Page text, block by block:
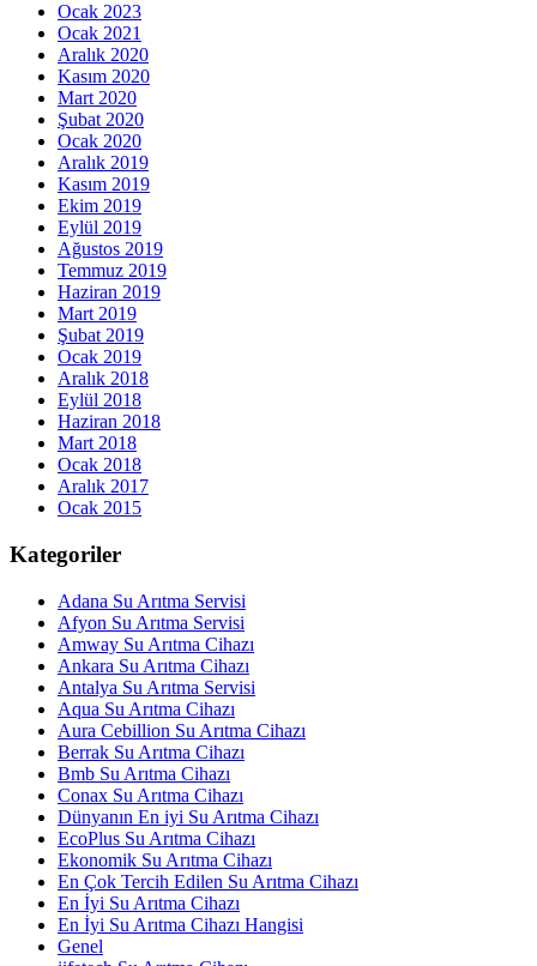
Ocak 2023
Ocak 2021
Aralık 2020
Kasım 2020
Mart 2020
Şubat 2020
Ocak 2020
Aralık 2019
Kasım 2019
Ekim 2019
Eylül 2019
Ağustos 2019
Temmuz 2019
Haziran 2019
Mart 2019
Şubat 2019
Ocak 2019
Aralık 2018
Eylül 2018
Haziran 2018
Mart 2018
Ocak 2018
Aralık 2017
Ocak 2015
Kategoriler
Adana Su Arıtma Servisi
Afyon Su Arıtma Servisi
Amway Su Arıtma Cihazı
Ankara Su Arıtma Cihazı
Antalya Su Arıtma Servisi
Aqua Su Arıtma Cihazı
Aura Cebillion Su Arıtma Cihazı
Berrak Su Arıtma Cihazı
Bmb Su Arıtma Cihazı
Conax Su Arıtma Cihazı
Dünyanın En iyi Su Arıtma Cihazı
EcoPlus Su Arıtma Cihazı
Ekonomik Su Arıtma Cihazı
En Çok Tercih Edilen Su Arıtma Cihazı
En İyi Su Arıtma Cihazı
En İyi Su Arıtma Cihazı Hangisi
Genel